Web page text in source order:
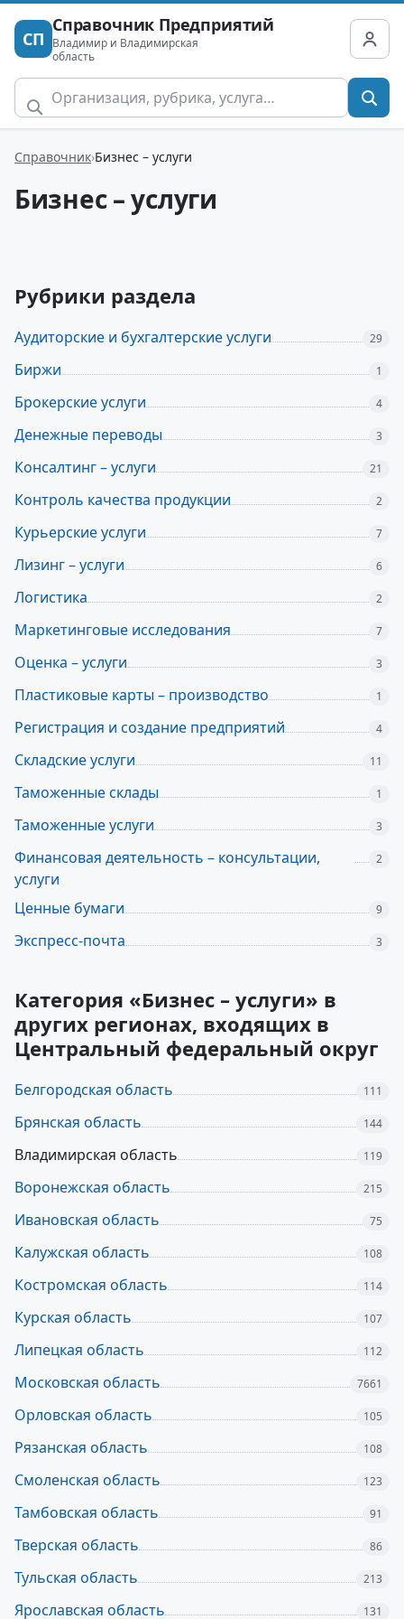
СП
Справочник Предприятий
Владимир и Владимирская
область
Справочник Бизнес – услуги
Бизнес – услуги
Рубрики раздела
Аудиторские и бухгалтерские услуги 29
Биржи 1
Брокерские услуги 4
Денежные переводы 3
Консалтинг – услуги 21
Контроль качества продукции 2
Курьерские услуги 7
Лизинг – услуги 6
Логистика 2
Маркетинговые исследования 7
Оценка – услуги 3
Пластиковые карты – производство 1
Регистрация и создание предприятий 4
Складские услуги 11
Таможенные склады 1
Таможенные услуги 3
Финансовая деятельность – консультации,
услуги
2
Ценные бумаги 9
Экспресс-почта 3
Категория «Бизнес – услуги» в
других регионах, входящих в
Центральный федеральный округ
Белгородская область 111
Брянская область 144
Владимирская область 119
Воронежская область 215
Ивановская область 75
Калужская область 108
Костромская область 114
Курская область 107
Липецкая область 112
Московская область 7661
Орловская область 105
Рязанская область 108
Смоленская область 123
Тамбовская область 91
Тверская область 86
Тульская область 213
Ярославская область 131